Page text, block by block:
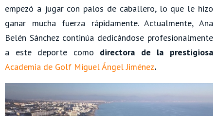
empezó a jugar con palos de caballero, lo que le hizo
ganar mucha fuerza rápidamente. Actualmente, Ana
Belén Sánchez continúa dedicándose profesionalmente
a este deporte como directora de la prestigiosa
Academia de Golf Miguel Ángel Jiménez.